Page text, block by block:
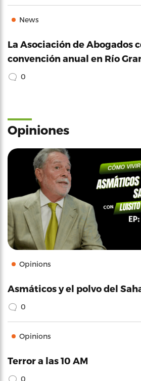
News
La Asociación de Abogados
convención anual en Río
0
Opiniones
Opinions
Asmáticos y el polvo del
0
Opinions
Terror a las 10 AM
0